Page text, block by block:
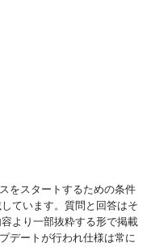
をスタートするための条件
ています。質問と回答はそ
より一部抜粋する形で掲載
デートが行われ仕様は常に